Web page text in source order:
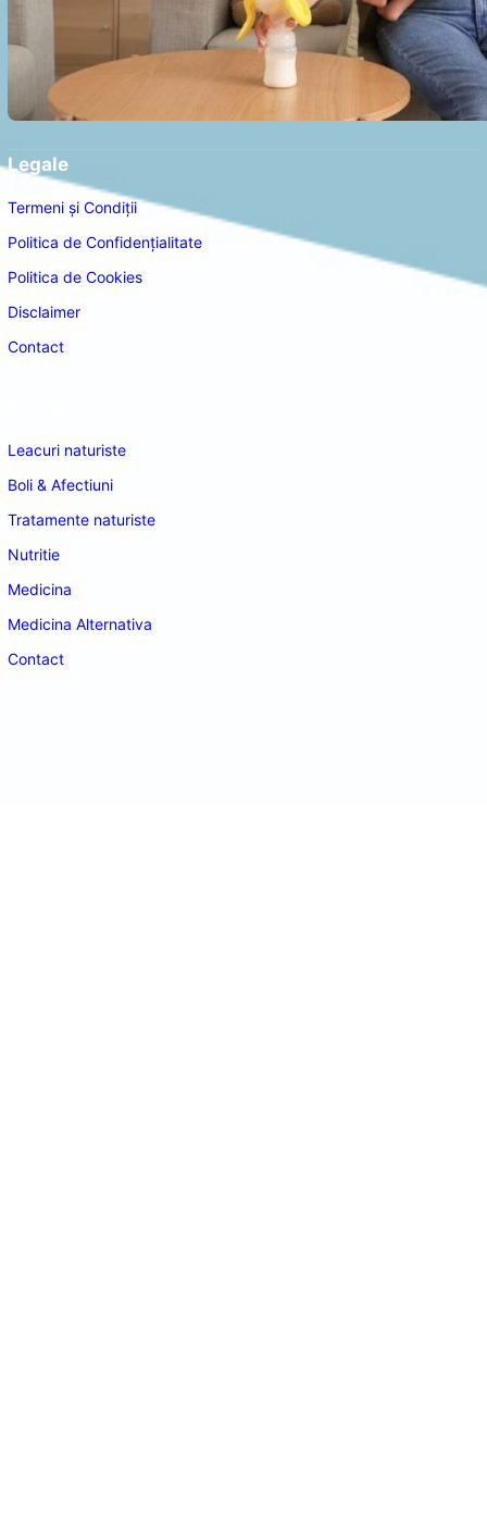
Legale
Termeni și Condiții
Politica de Confidențialitate
Politica de Cookies
Disclaimer
Contact
Leacuri naturiste
Boli & Afectiuni
Tratamente naturiste
Nutritie
Medicina
Medicina Alternativa
Contact